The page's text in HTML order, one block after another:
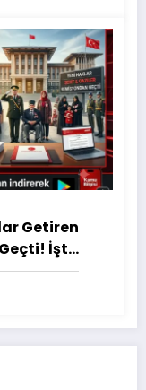
Getiren
İşte